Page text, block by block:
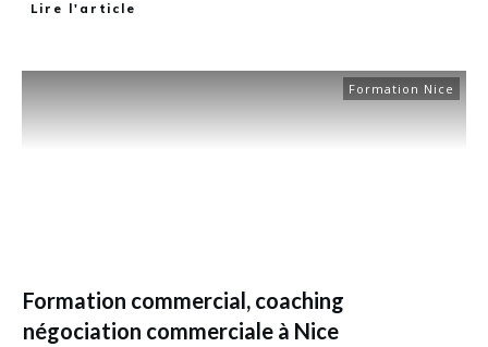
Lire l'article
Formation Nice
Formation commercial, coaching
négociation commerciale à Nice